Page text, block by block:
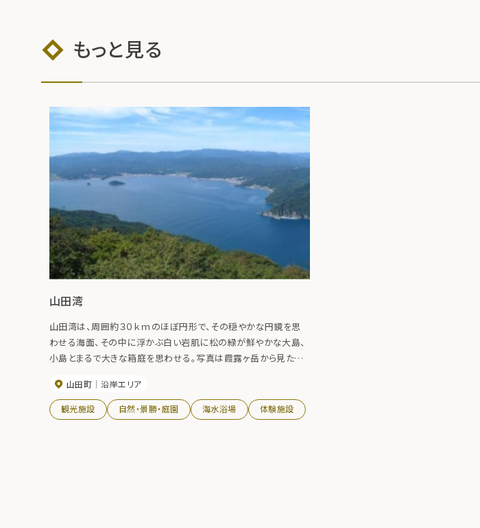
もっと見る
山田湾
山田湾は、周囲約３０ｋｍのほぼ円形で、その穏やかな円鏡を思
わせる海面、その中に浮かぶ白い岩肌に松の緑が鮮やかな大島、
小島とまるで大きな箱庭を思わせる。写真は霞露ヶ岳から見た山
山田町 沿岸エリア
観光施設 自然・景勝・庭園 海水浴場 体験施設